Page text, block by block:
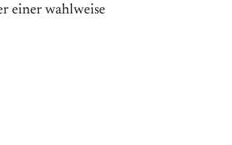
einer wahlweise